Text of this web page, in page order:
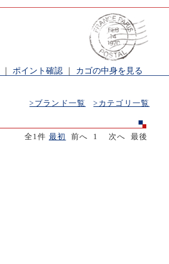
ポイント確認 カゴの中身を見る
>ブランド一覧
>カテゴリ一覧
全1件 最初
前へ 1 次へ 最後